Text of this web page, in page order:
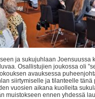
ja sukujuhlaan Joensuussa
Osallistujien joukossa oli
avauksessa
siirtymiselle ja tilanteelle tänä
vuosien aikana kuolleita
muistokseen ennen yhdessä